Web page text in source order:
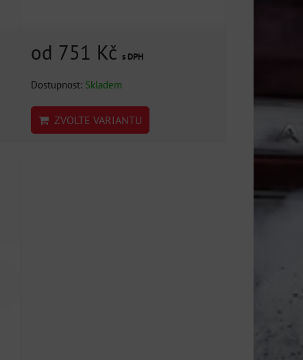
od 751 Kčs DPH
Dostupnost: Skladem
ZVOLTE VARIANTU